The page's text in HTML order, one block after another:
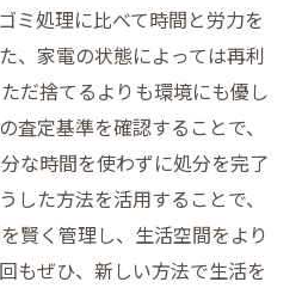
ミ処理に比べて時間と労力を
、家電の状態によっては再利
だ捨てるよりも環境にも優し
査定基準を確認することで、
な時間を使わずに処分を完了
した方法を活用することで、
賢く管理し、生活空間をより
もぜひ、新しい方法で生活を